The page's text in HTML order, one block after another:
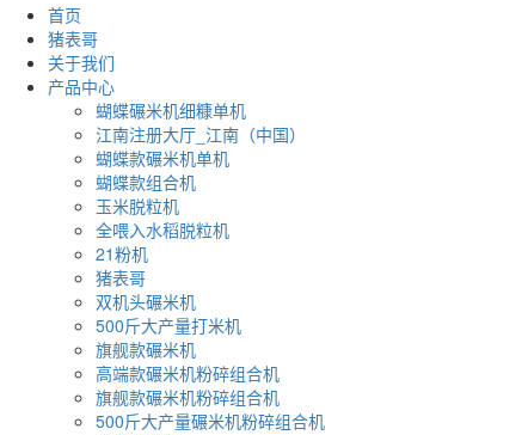
首页
猪表哥
关于我们
产品中心
蝴蝶碾米机细糠单机
江南注册大厅_江南（中国）
蝴蝶款碾米机单机
蝴蝶款组合机
玉米脱粒机
全喂入水稻脱粒机
21粉机
猪表哥
双机头碾米机
500斤大产量打米机
旗舰款碾米机
高端款碾米机粉碎组合机
旗舰款碾米机粉碎组合机
500斤大产量碾米机粉碎组合机